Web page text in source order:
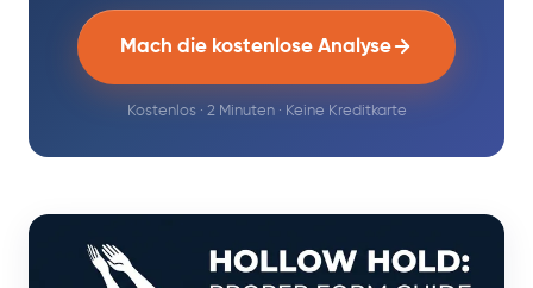
Mach die kostenlose Analyse
Kostenlos · 2 Minuten · Keine Kreditkarte